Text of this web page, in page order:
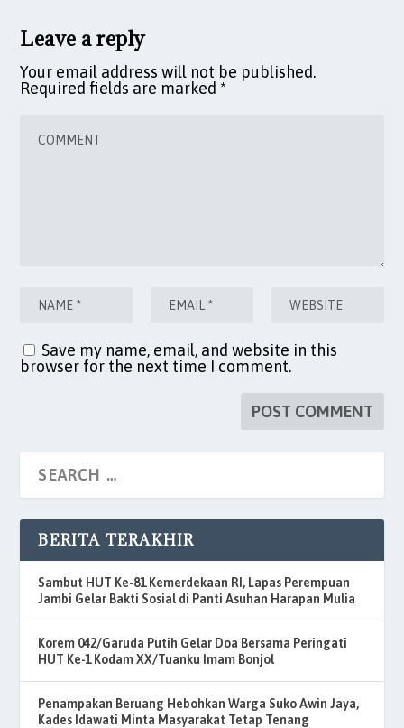
Leave a reply
Your email address will not be published.
Required fields are marked *
Save my name, email, and website in this
browser for the next time I comment.
BERITA TERAKHIR
Sambut HUT Ke-81 Kemerdekaan RI, Lapas Perempuan
Jambi Gelar Bakti Sosial di Panti Asuhan Harapan Mulia
Korem 042/Garuda Putih Gelar Doa Bersama Peringati
HUT Ke-1 Kodam XX/Tuanku Imam Bonjol
Penampakan Beruang Hebohkan Warga Suko Awin Jaya,
Kades Idawati Minta Masyarakat Tetap Tenang